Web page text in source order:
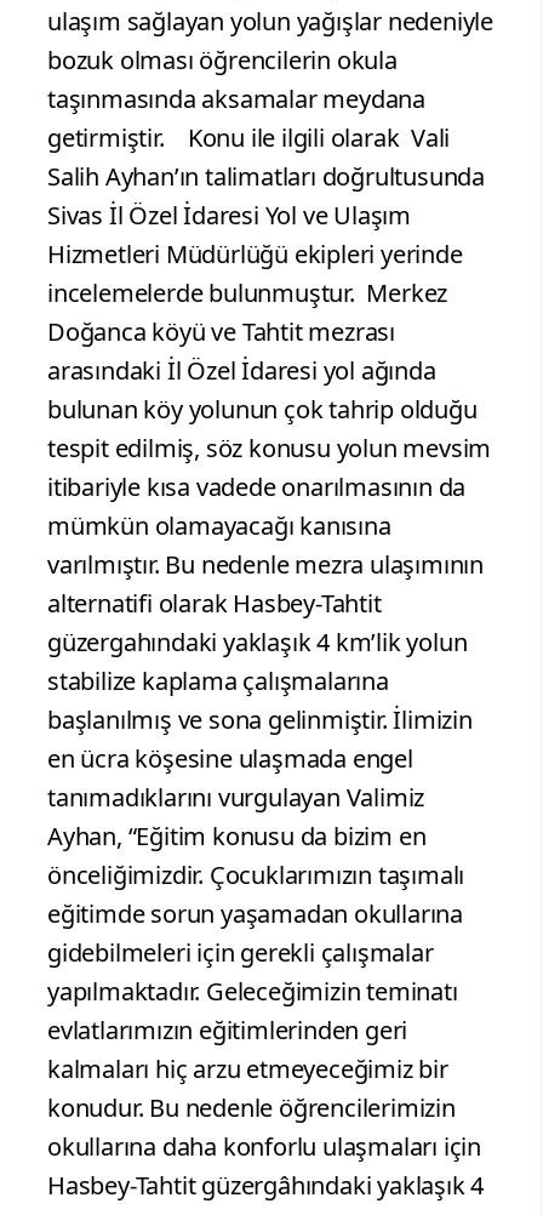
ulaşım sağlayan yolun yağışlar nedeniyle
bozuk olması öğrencilerin okula
taşınmasında aksamalar meydana
getirmiştir.
Konu ile ilgili olarak Vali
Salih Ayhan’ın talimatları doğrultusunda
Sivas İl Özel İdaresi Yol ve Ulaşım
Hizmetleri Müdürlüğü ekipleri yerinde
incelemelerde bulunmuştur. Merkez
Doğanca köyü ve Tahtit mezrası
arasındaki İl Özel İdaresi yol ağında
bulunan köy yolunun çok tahrip olduğu
tespit edilmiş, söz konusu yolun mevsim
itibariyle kısa vadede onarılmasının da
mümkün olamayacağı kanısına
varılmıştır. Bu nedenle mezra ulaşımının
alternatifi olarak Hasbey-Tahtit
güzergahındaki yaklaşık 4 km’lik yolun
stabilize kaplama çalışmalarına
başlanılmış ve sona gelinmiştir. İlimizin
en ücra köşesine ulaşmada engel
tanımadıklarını vurgulayan Valimiz
Ayhan, “Eğitim konusu da bizim en
önceliğimizdir. Çocuklarımızın taşımalı
eğitimde sorun yaşamadan okullarına
gidebilmeleri için gerekli çalışmalar
yapılmaktadır. Geleceğimizin teminatı
evlatlarımızın eğitimlerinden geri
kalmaları hiç arzu etmeyeceğimiz bir
konudur. Bu nedenle öğrencilerimizin
okullarına daha konforlu ulaşmaları için
Hasbey-Tahtit güzergâhındaki yaklaşık 4